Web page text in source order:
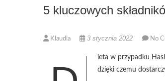
5 kluczowych
Klaudia 3 stycznia 2022 No
ieta w przypadku
dzięki czemu